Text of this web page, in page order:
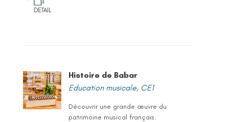
DETAIL
Histoire de Babar
Education musicale, CE1
Découvrir une grande œuvre du
patrimoine musical français.